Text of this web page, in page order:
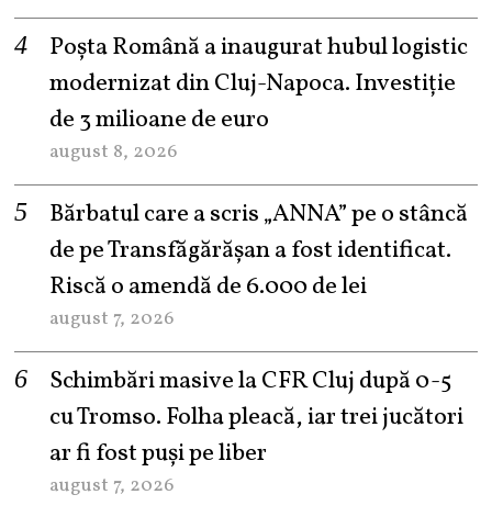
Poșta Română a inaugurat hubul logistic
modernizat din Cluj-Napoca. Investiție
de 3 milioane de euro
august 8, 2026
Bărbatul care a scris „ANNA” pe o stâncă
de pe Transfăgărășan a fost identificat.
Riscă o amendă de 6.000 de lei
august 7, 2026
Schimbări masive la CFR Cluj după 0-5
cu Tromso. Folha pleacă, iar trei jucători
ar fi fost puși pe liber
august 7, 2026